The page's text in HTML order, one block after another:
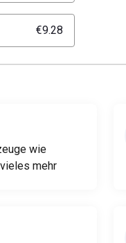
€9.28
wie
mehr